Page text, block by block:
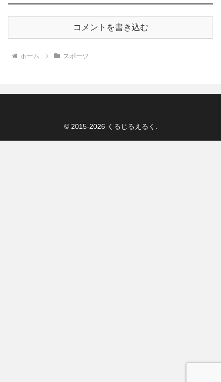
コメントを書き込む
ホーム スポーツ
© 2015-2026 くるじるえるく.